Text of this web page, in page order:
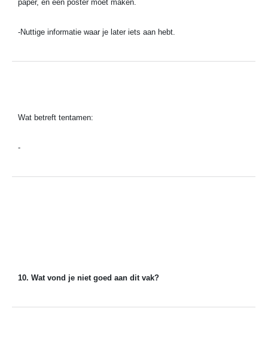
paper, en een poster moet maken.
-Nuttige informatie waar je later iets aan hebt.
Wat betreft tentamen:
-
10. Wat vond je niet goed aan dit vak?